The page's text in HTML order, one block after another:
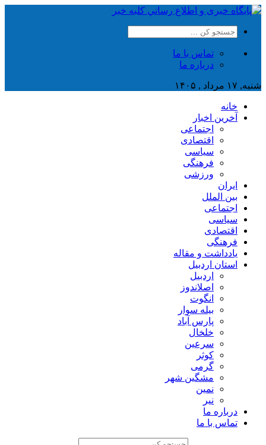
تماس با ما
درباره ما
شنبه, ۱۷ مرداد , ۱۴۰۵
خانه
آخرین اخبار
اجتماعی
اقتصادی
سیاسی
فرهنگی
ورزشی
ایران
بین الملل
اجتماعی
سیاسی
اقتصادی
فرهنگی
یادداشت و مقاله
استان اردبیل
اردبیل
اصلاندوز
انگوت
بیله سوار
پارس آباد
خلخال
سرعین
کوثر
گرمی
مشگین شهر
نمین
نیر
درباره ما
تماس با ما